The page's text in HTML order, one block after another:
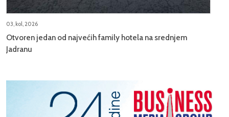
03, kol, 2026
Otvoren jedan od najvećih family hotela na srednjem
Jadranu